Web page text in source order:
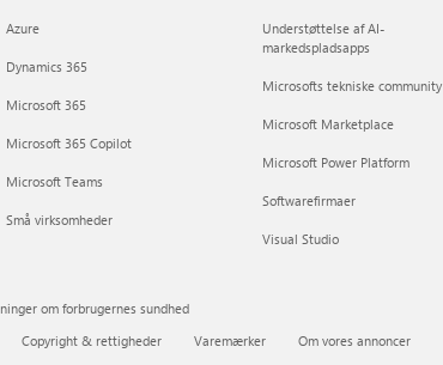
Azure
Dynamics 365
Microsoft 365
Microsoft 365 Copilot
Microsoft Teams
Små virksomheder
Understøttelse af AI-
markedspladsapps
Microsofts tekniske community
Microsoft Marketplace
Microsoft Power Platform
Softwarefirmaer
Visual Studio
om forbrugernes sundhed
Copyright & rettigheder Varemærker Om vores annoncer